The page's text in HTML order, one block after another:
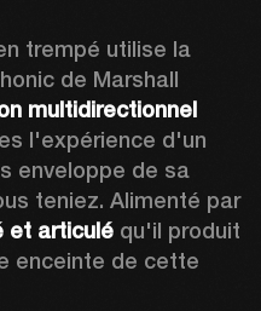
trempé utilise la
de Marshall
multidirectionnel
l'expérience d'un
enveloppe de sa
teniez. Alimenté par
et articulé qu'il produit
enceinte de cette